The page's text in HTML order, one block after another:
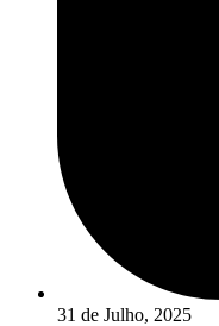
31 de Julho, 2025